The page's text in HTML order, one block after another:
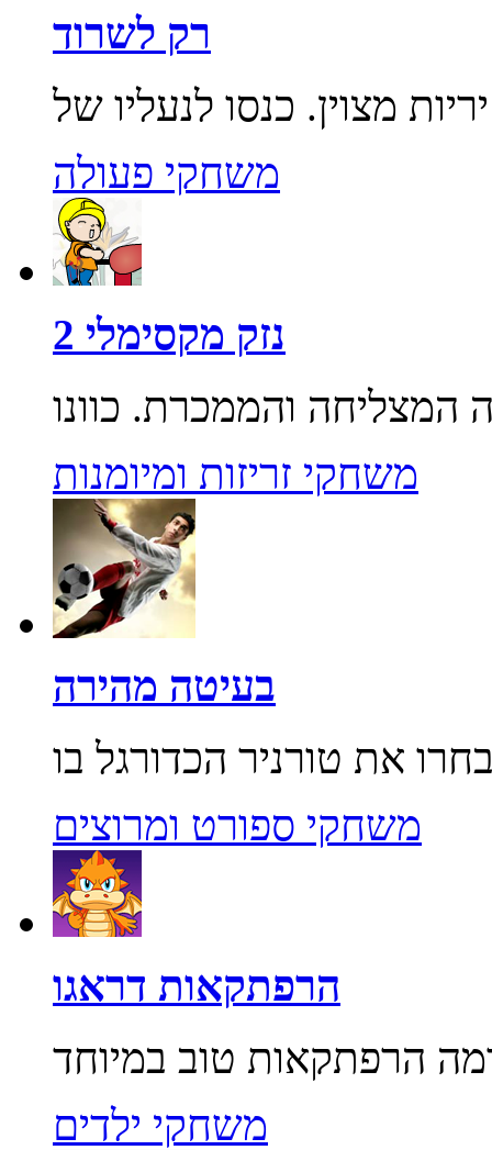
רק לשרוד
משחקי פעולה
נזק מקסימלי 2
משחקי זריזות ומיומנות
בעיטה מהירה
משחקי ספורט ומרוצים
הרפתקאות דראגו
משחקי ילדים